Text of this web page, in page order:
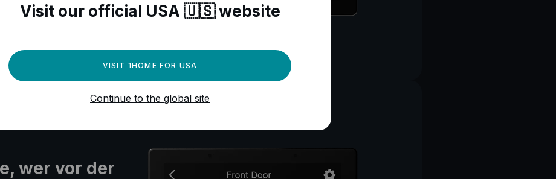
wer vor der
Visit our official USA 🇺🇸 website
VISIT 1HOME FOR USA
Continue to the global site